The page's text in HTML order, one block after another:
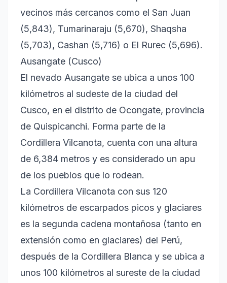
vecinos más cercanos como el San Juan
(5,843), Tumarinaraju (5,670), Shaqsha
(5,703), Cashan (5,716) o El Rurec (5,696).
Ausangate (Cusco)
El nevado Ausangate se ubica a unos 100
kilómetros al sudeste de la ciudad del
Cusco, en el distrito de Ocongate, provincia
de Quispicanchi. Forma parte de la
Cordillera Vilcanota, cuenta con una altura
de 6,384 metros y es considerado un apu
de los pueblos que lo rodean.
La Cordillera Vilcanota con sus 120
kilómetros de escarpados picos y glaciares
es la segunda cadena montañosa (tanto en
extensión como en glaciares) del Perú,
después de la Cordillera Blanca y se ubica a
unos 100 kilómetros al sureste de la ciudad